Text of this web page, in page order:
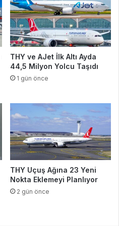
THY ve AJet İlk Altı Ayda
44,5 Milyon Yolcu Taşıdı
1 gün önce
THY Uçuş Ağına 23 Yeni
Nokta Eklemeyi Planlıyor
2 gün önce